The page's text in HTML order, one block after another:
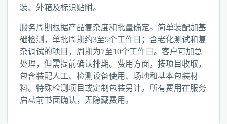
装、外箱及标识贴附。
服务周期根据产品复杂度和批量确定。简单装配加基
础检测，单批周期约3至5个工作日；含老化测试和复
杂调试的项目，周期为7至10个工作日。客户可加急
处理，但需提前确认排期。费用方面，按项目收取，
包含装配人工、检测设备使用、场地和基本包装材
料。特殊检测项目或定制包装另计。所有费用在服务
启动前书面确认，无隐藏费用。